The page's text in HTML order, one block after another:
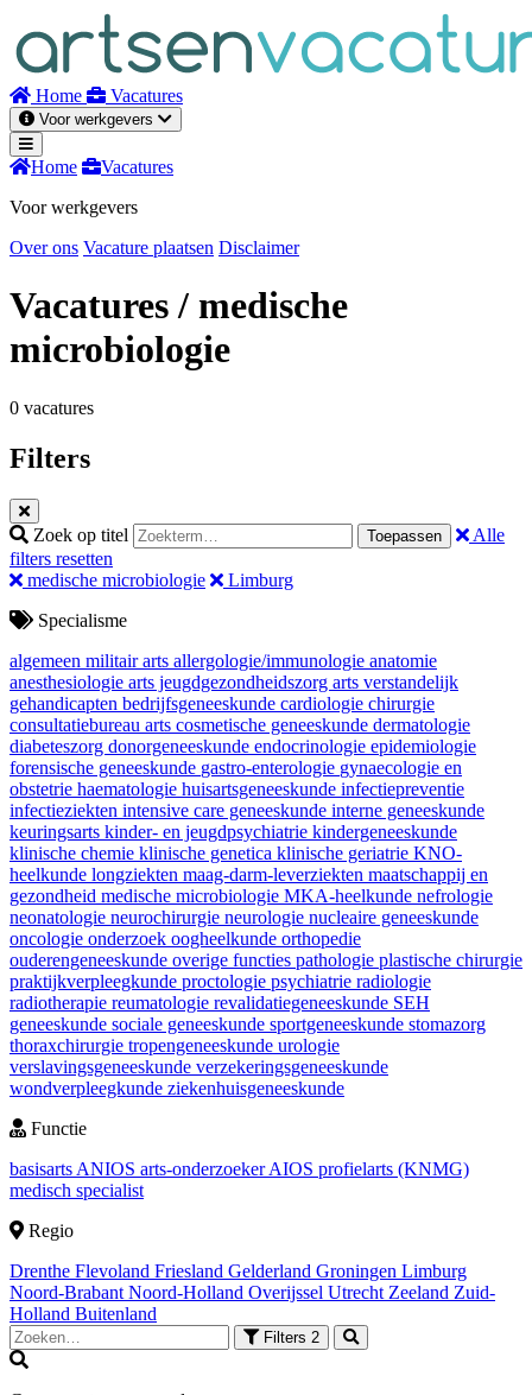
inhoud
Home Vacatures
Voor werkgevers
Home
Vacatures
Voor werkgevers
Over ons Vacature plaatsen Disclaimer
Vacatures/ medische
microbiologie
0 vacatures
Filters
Zoek op titel Toepassen
Alle
filters resetten
medische microbiologie
Limburg
Specialisme
algemeen militair arts allergologie/immunologie anatomie
anesthesiologie arts jeugdgezondheidszorg arts verstandelijk
gehandicapten bedrijfsgeneeskunde cardiologie chirurgie
consultatiebureau arts cosmetische geneeskunde dermatologie
diabeteszorg donorgeneeskunde endocrinologie epidemiologie
forensische geneeskunde gastro-enterologie gynaecologie en
obstetrie haematologie huisartsgeneeskunde infectiepreventie
infectieziekten intensive care geneeskunde interne geneeskunde
keuringsarts kinder- en jeugdpsychiatrie kindergeneeskunde
klinische chemie klinische genetica klinische geriatrie KNO-
heelkunde longziekten maag-darm-leverziekten maatschappij en
gezondheid medische microbiologie MKA-heelkunde nefrologie
neonatologie neurochirurgie neurologie nucleaire geneeskunde
oncologie onderzoek oogheelkunde orthopedie
ouderengeneeskunde overige functies pathologie plastische chirurgie
praktijkverpleegkunde proctologie psychiatrie radiologie
radiotherapie reumatologie revalidatiegeneeskunde SEH
geneeskunde sociale geneeskunde sportgeneeskunde stomazorg
thoraxchirurgie tropengeneeskunde urologie
verslavingsgeneeskunde verzekeringsgeneeskunde
wondverpleegkunde ziekenhuisgeneeskunde
Functie
basisarts ANIOS arts-onderzoekerAIOS profielarts (KNMG)
medisch specialist
Regio
Drenthe Flevoland Friesland Gelderland Groningen Limburg
Noord-Brabant Noord-Holland Overijssel Utrecht Zeeland Zuid-
Holland Buitenland
Filters 2